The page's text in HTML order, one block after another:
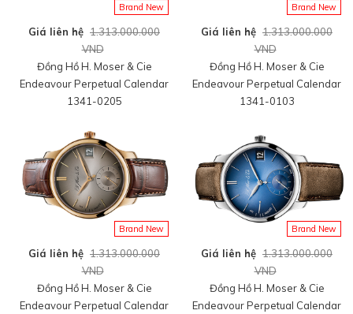
Brand New
Giá liên hệ 1.313.000.000
VND
Đồng Hồ H. Moser & Cie
Endeavour Perpetual Calendar
1341-0205
Brand New
Giá liên hệ 1.313.000.000
VND
Đồng Hồ H. Moser & Cie
Endeavour Perpetual Calendar
1341-0103
Brand New
Giá liên hệ 1.313.000.000
VND
Đồng Hồ H. Moser & Cie
Endeavour Perpetual Calendar
Brand New
Giá liên hệ 1.313.000.000
VND
Đồng Hồ H. Moser & Cie
Endeavour Perpetual Calendar